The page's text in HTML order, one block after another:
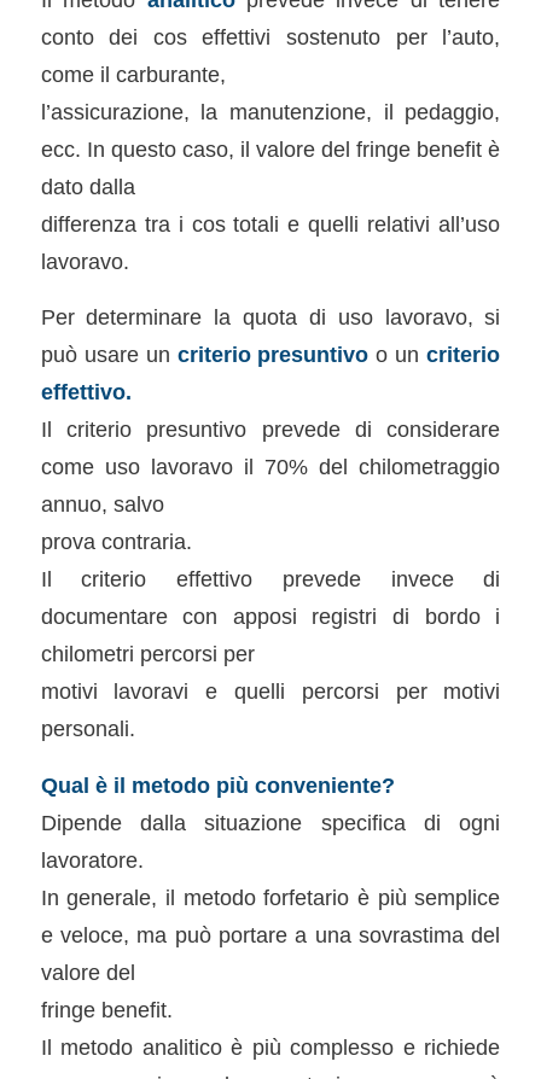
conto dei cos effettivi sostenuto per l’auto,
come il carburante,
l’assicurazione, la manutenzione, il pedaggio,
ecc. In questo caso, il valore del fringe benefit è
dato dalla
differenza tra i cos totali e quelli relativi all’uso
lavoravo.
Per determinare la quota di uso lavoravo, si
può usare un criterio presuntivo o uncriterio
effettivo.
Il criterio presuntivo prevede di considerare
come uso lavoravo il 70% del chilometraggio
annuo, salvo
prova contraria.
Il criterio effettivo prevede invece di
documentare con apposi registri di bordo i
chilometri percorsi per
motivi lavoravi e quelli percorsi per motivi
personali.
Qual è il metodo più conveniente?
Dipende dalla situazione specifica di ogni
lavoratore.
In generale, il metodo forfetario è più semplice
e veloce, ma può portare a una sovrastima del
valore del
fringe benefit.
Il metodo analitico è più complesso e richiede